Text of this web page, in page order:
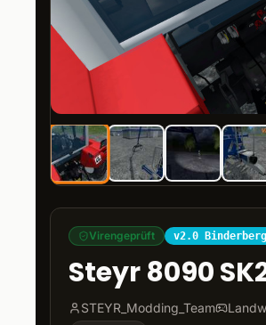
Virengeprüft v2.0
Steyr 8090
STEYR_Modding_Team